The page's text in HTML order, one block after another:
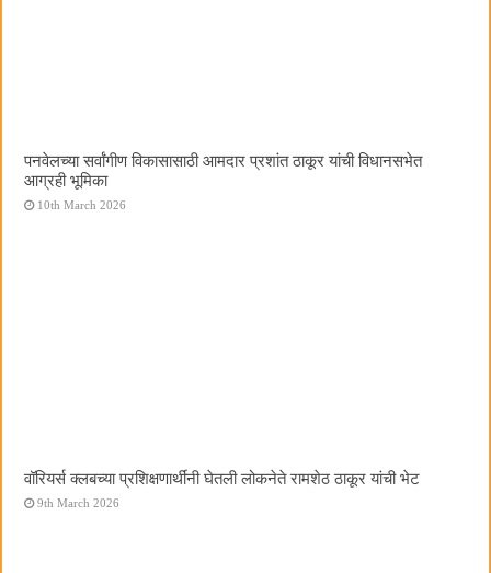
पनवेलच्या सर्वांगीण विकासासाठी आमदार प्रशांत ठाकूर यांची विधानसभेत
आग्रही भूमिका
10th March 2026
वॉरियर्स क्लबच्या प्रशिक्षणार्थींनी घेतली लोकनेते रामशेठ ठाकूर यांची भेट
9th March 2026